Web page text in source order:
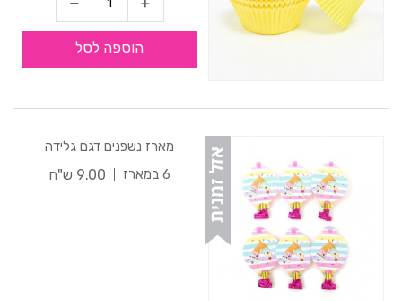
הוספה לסל
מארז נשפנים דגם גלידה
6 במארז
9.00 ש"ח